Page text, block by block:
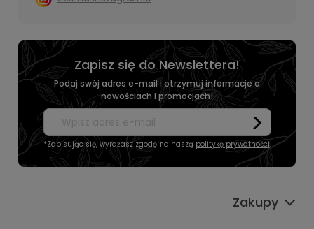
Zapisz się do Newslettera!
Podaj swój adres e-mail i otrzymuj informacje o
nowościach i promocjach!
*Zapisując się, wyrażasz zgodę na naszą politykę prywatności.
Zakupy